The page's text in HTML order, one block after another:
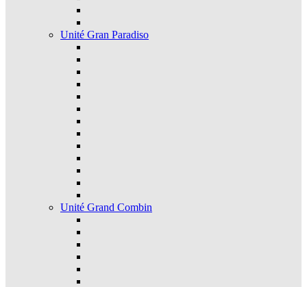
Unité Gran Paradiso
Unité Grand Combin